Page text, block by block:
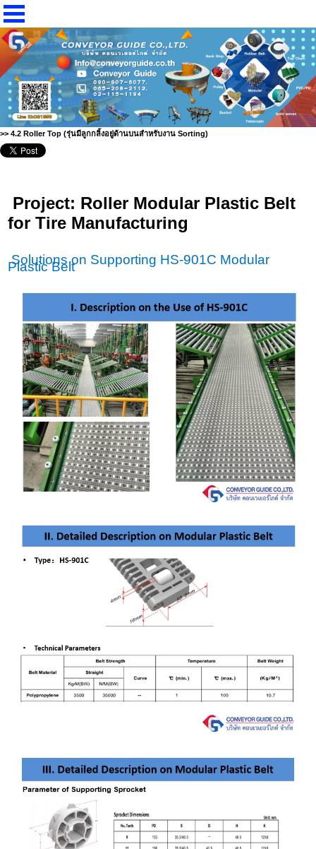
>> 4.2 Roller Top (รุ่นมีลูกกลิ้งอยู่ด้านบนสำหรับงาน Sorting)
Project: Roller Modular Plastic Belt
for Tire Manufacturing
Solutions on Supporting HS-901C Modular
PlasticBelt